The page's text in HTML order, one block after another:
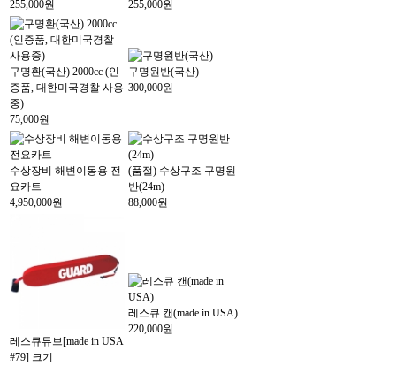
255,000원
255,000원
구명환(국산) 2000cc (인
증품, 대한미국경찰 사용
중)
75,000원
구명원반(국산)
300,000원
수상장비 해변이동용 전
요카트
4,950,000원
(품절) 수상구조 구명원
반(24m)
88,000원
레스큐튜브[made in USA
#79] 크기
레스큐 캔(made in USA)
220,000원